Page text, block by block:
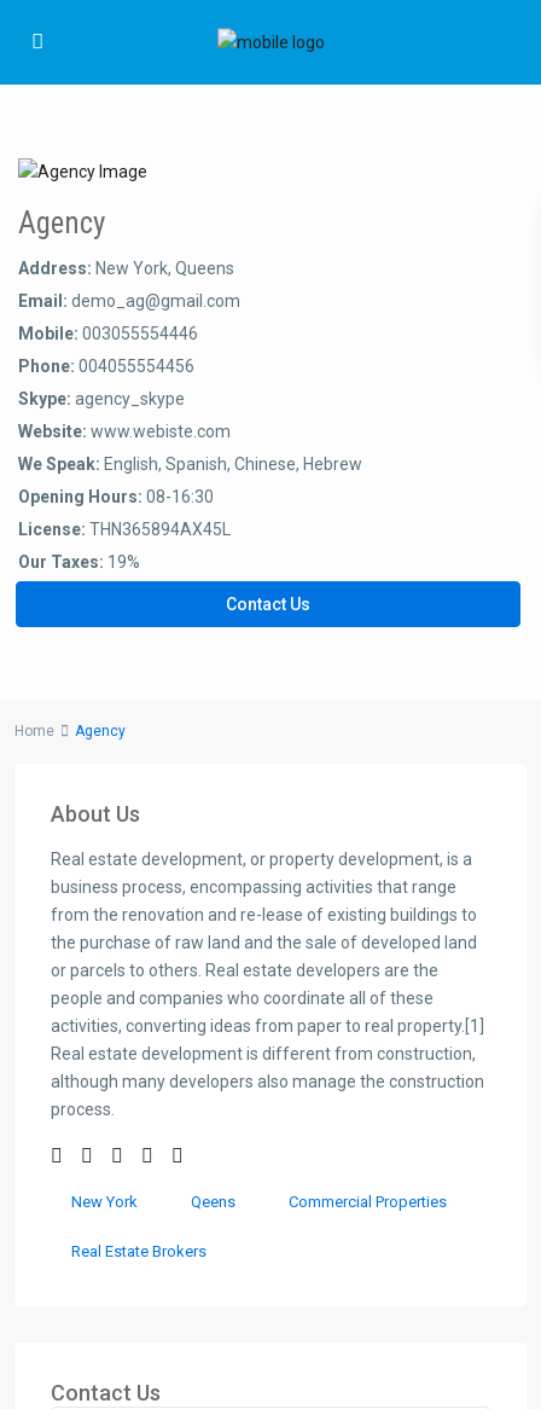
Agency
Address: New York, Queens
Email: demo_ag@gmail.com
Mobile: 003055554446
Phone: 004055554456
Skype: agency_skype
Website: www.webiste.com
We Speak: English, Spanish, Chinese, Hebrew
Opening Hours: 08-16:30
License: THN365894AX45L
Our Taxes: 19%
Contact Us
Home Agency
About Us
Real estate development, or property development, is a
business process, encompassing activities that range
from the renovation and re-lease of existing buildings to
the purchase of raw land and the sale of developed land
or parcels to others. Real estate developers are the
people and companies who coordinate all of these
activities, converting ideas from paper to real property.[1]
Real estate development is different from construction,
although many developers also manage the construction
process.
New York Qeens Commercial Properties
Real Estate Brokers
Contact Us